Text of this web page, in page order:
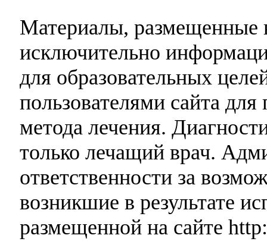
Материалы, размещенные
исключительно
для образовательных
пользователями сайта
метода лечения.
только лечащий врач.
ответственности за
возникшие в результате
размещенной на сайте